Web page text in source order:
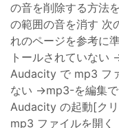
の音を削除する方法
の範囲の音を消す 次
れのページを参考に
トールされていな
Audacity で mp3 フ
ない →mp3-を編集
Audacity の起動[ク
mp3 ファイルを開く